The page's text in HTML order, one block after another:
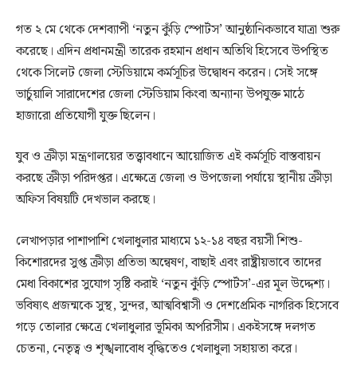
গত ২ মে থেকে দেশব্যাপী ‘নতুন কুঁড়ি স্পোর্টস’ আনুষ্ঠানিকভাবে যাত্রা শুরু
করেছে। এদিন প্রধানমন্ত্রী তারেক রহমান প্রধান অতিথি হিসেবে উপস্থিত
থেকে সিলেট জেলা স্টেডিয়ামে কর্মসূচির উদ্বোধন করেন। সেই সঙ্গে
ভার্চুয়ালি সারাদেশের জেলা স্টেডিয়াম কিংবা অন্যান্য উপযুক্ত মাঠে
হাজারো প্রতিযোগী যুক্ত ছিলেন।
যুব ও ক্রীড়া মন্ত্রণালয়ের তত্ত্বাবধানে আয়োজিত এই কর্মসূচি বাস্তবায়ন
করছে ক্রীড়া পরিদপ্তর। এক্ষেত্রে জেলা ও উপজেলা পর্যায়ে স্থানীয় ক্রীড়া
অফিস বিষয়টি দেখভাল করছে।
লেখাপড়ার পাশাপাশি খেলাধুলার মাধ্যমে ১২-১৪ বছর বয়সী শিশু-
কিশোরদের সুপ্ত ক্রীড়া প্রতিভা অন্বেষণ, বাছাই এবং রাষ্ট্রীয়ভাবে তাদের
মেধা বিকাশের সুযোগ সৃষ্টি করাই ‘নতুন কুঁড়ি স্পোর্টস’-এর মূল উদ্দেশ্য।
ভবিষ্যৎ প্রজন্মকে সুস্থ, সুন্দর, আত্মবিশ্বাসী ও দেশপ্রেমিক নাগরিক হিসেবে
গড়ে তোলার ক্ষেত্রে খেলাধুলার ভূমিকা অপরিসীম। একইসঙ্গে দলগত
চেতনা, নেতৃত্ব ও শৃঙ্খলাবোধ বৃদ্ধিতেও খেলাধুলা সহায়তা করে।